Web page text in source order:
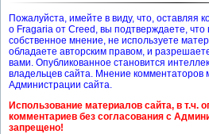
Пожалуйста, имейте в виду, что, оставляя
о Fragaria от Creed, вы подтверждаете,
собственное мнение, не используете
обладаете авторским правом, и
вами. Опубликованное становится
владельцев сайта. Мнение комментаторов
Администрации сайта.
Использование материалов сайта, в т.ч.
комментариев без согласования с
запрещено!